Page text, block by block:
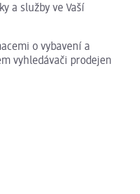
a služby ve Vaší
o vybavení a
vyhledávači prodejen